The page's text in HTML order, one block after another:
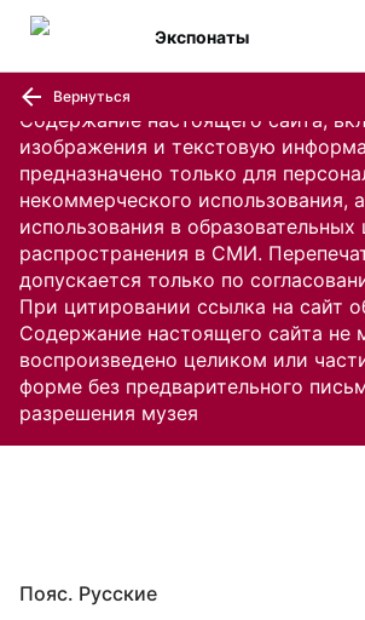
Содержание настоящего сайта,
изображения и текстовую
предназначено только для
некоммерческого использования,
использования в образовательных
распространения в СМИ.
допускается только по
При цитировании ссылка на сайт
Содержание настоящего сайта не
воспроизведено целиком или
форме без предварительного
разрешения музея
Экспонаты
Вернуться
Пояс. Русские